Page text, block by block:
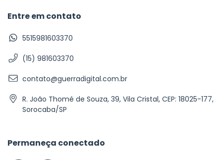
Entre em contato
5515981603370
(15) 981603370
contato@guerradigital.com.br
R. João Thomé de Souza, 39, Vila Cristal, CEP: 18025-177,
Sorocaba/SP
Permaneça conectado